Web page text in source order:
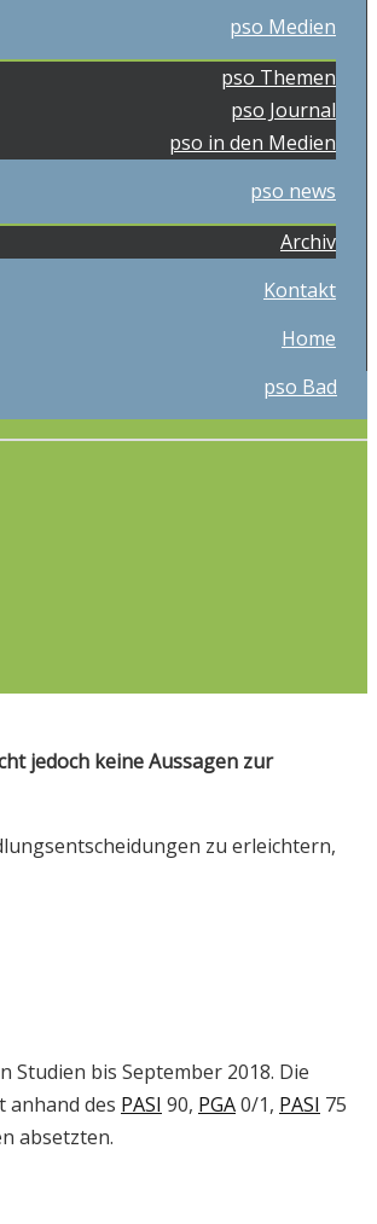
pso Medien
pso Themen
pso Journal
pso in den Medien
pso news
Archiv
Kontakt
Home
pso Bad
jedoch keine Aussagen zur
zu erleichtern,
bis September 2018. Die
anhand des PASI 90, PGA0/1, PASI 75
absetzten.